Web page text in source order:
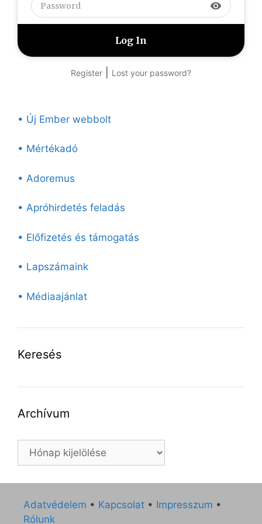
visibility
Register Lost your password?
• Új Ember webbolt
• Mértékadó
• Adoremus
• Apróhirdetés feladás
• Előfizetés és támogatás
• Lapszámaink
• Médiaajánlat
Keresés
Archívum
Archívum
Adatvédelem • Kapcsolat • Impresszum •
Rólunk